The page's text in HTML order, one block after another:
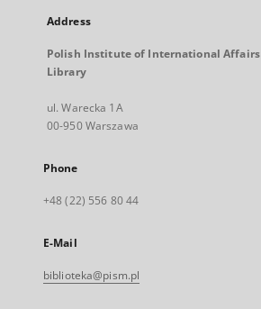
Address
Polish Institute of International Affairs
Library
ul. Warecka 1A
00-950 Warszawa
Phone
+48 (22) 556 80 44
E-Mail
biblioteka@pism.pl